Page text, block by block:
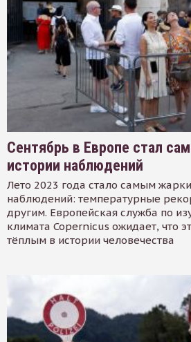
Сентябрь в Европе стал
истории наблюдений
Лето 2023 года стало самым
наблюдений: температурные
другим. Европейская служба по
климата Copernicus ожидает, что
тёплым в истории человечества